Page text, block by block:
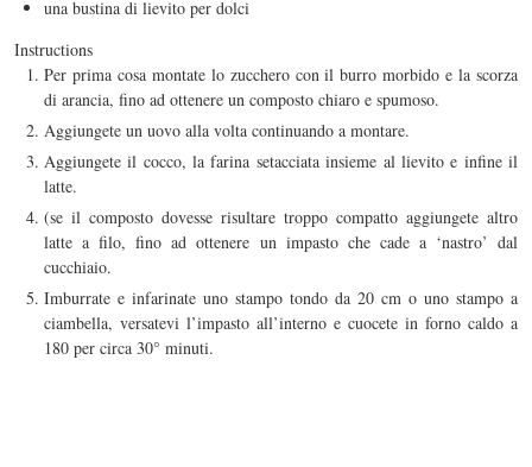
una bustina di lievito per dolci
Instructions
Per prima cosa montate lo zucchero con il burro morbido e la scorza
di arancia, fino ad ottenere un composto chiaro e spumoso.
Aggiungete un uovo alla volta continuando a montare.
Aggiungete il cocco, la farina setacciata insieme al lievito e infine il
latte.
(se il composto dovesse risultare troppo compatto aggiungete altro
latte a filo, fino ad ottenere un impasto che cade a ‘nastro’ dal
cucchiaio.
Imburrate e infarinate uno stampo tondo da 20 cm o uno stampo a
ciambella, versatevi l’impasto all’interno e cuocete in forno caldo a
180 per circa 30° minuti.